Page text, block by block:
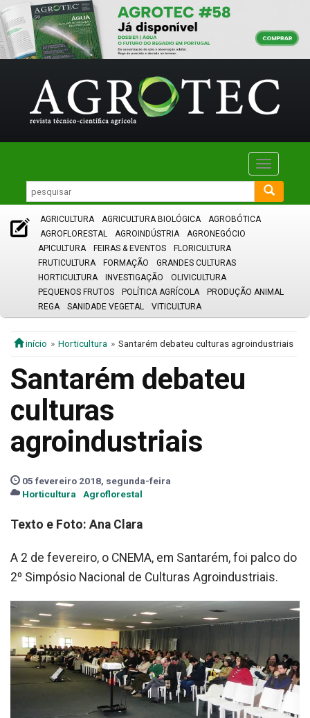
Toggle
AGRICULTURA AGRICULTURA BIOLÓGICA
AGROBÓTICA
AGROFLORESTAL
AGROINDÚSTRIA
AGRONEGÓCIO
APICULTURA
FEIRAS & EVENTOS
FLORICULTURA
FRUTICULTURA
FORMAÇÃO
GRANDES CULTURAS
HORTICULTURA
INVESTIGAÇÃO
OLIVICULTURA
PEQUENOS FRUTOS
POLÍTICA AGRÍCOLA
PRODUÇÃO ANIMAL
REGA
SANIDADE VEGETAL VITICULTURA
início Horticultura Santarém debateu culturas agroindustriais
Santarém debateu
culturas
agroindustriais
05 fevereiro 2018, segunda-feira
Horticultura
Agroflorestal
Texto e Foto: Ana Clara
A 2 de fevereiro, o CNEMA, em Santarém, foi palco do
2º Simpósio Nacional de Culturas Agroindustriais.